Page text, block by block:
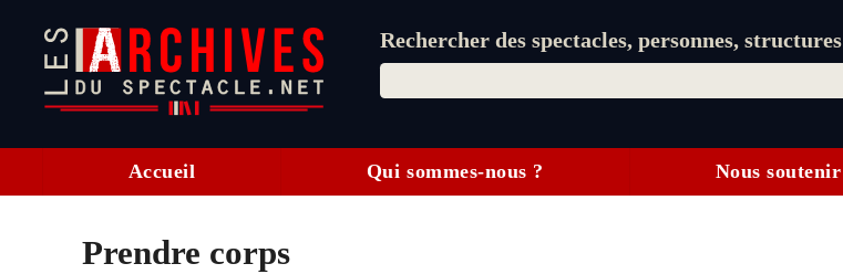
Rechercher des spectacles, personnes, structures
Accueil Qui sommes-nous ? Nous soutenir
Prendre corps